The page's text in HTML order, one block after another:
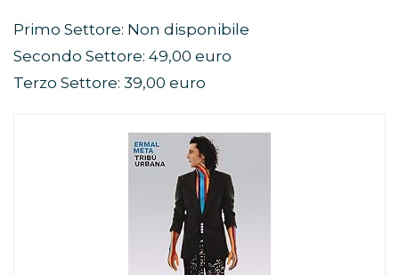
Primo Settore: Non disponibile
Secondo Settore: 49,00 euro
Terzo Settore: 39,00 euro